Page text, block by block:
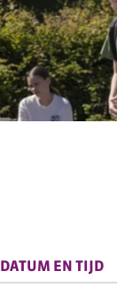
DATUM EN TIJD